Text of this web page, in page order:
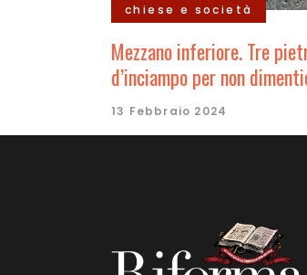
chiese e società
Mezzano inferiore. Tre
d’inciampo per non
13 Febbraio 2024